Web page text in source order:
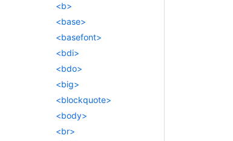
<b>
<base>
<basefont>
<bdi>
<bdo>
<big>
<blockquote>
<body>
<br>